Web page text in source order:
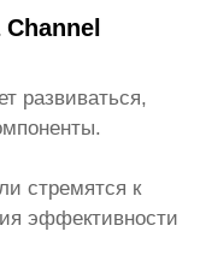
развиваться,
стремятся к
эффективности